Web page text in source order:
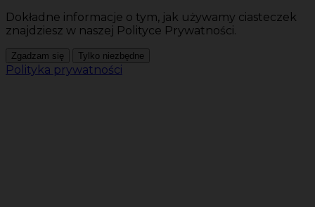
Dokładne informacje o tym, jak używamy ciasteczek
znajdziesz w naszej Polityce Prywatności.
Zgadzam się Tylko niezbędne
Polityka prywatności